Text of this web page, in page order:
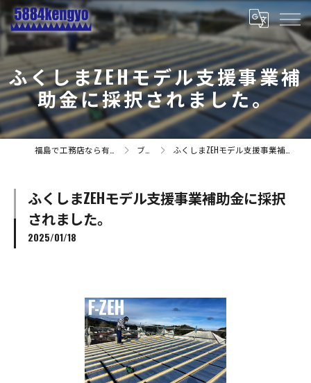
ふくしまZEHモデル支援事業補
助金に採択されました。
ブログ ふくしまZEHモデル支援事業補助金に採択されました。
ふくしまZEHモデル支援事業補助金に採択
されました。
2025/01/18